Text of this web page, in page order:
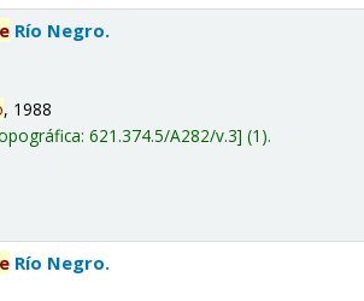
Río Negro.
, 1988
621.374.5/A282/v.3 (1).
Río Negro.